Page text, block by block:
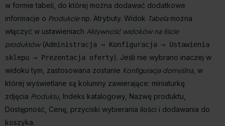
w formie tabeli, do której można dodawać dodatkowe
informacje o Produkcienp. Atrybuty. Widok Tabelamożna
włączyć w ustawieniach Aktywność widoków na liście
produktów(Administracja → Konfiguracja → Ustawienia
sklepu → Prezentacja oferty). Jeśli nie wybrano inaczej w
widoku tym, zastosowana zostanie Konfiguracja domyślna, w
której wyświetlane są kolumny zawierające: miniaturkę
zdjęcia Produktu , Indeks katalogowy, Nazwę produktu,
Dostępność, Cenę, przyciski wybierania ilości i dodawania do
koszyka.